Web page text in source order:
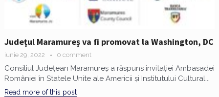
Județul Maramureș va fi promovat la Washington, DC
iunie 29, 2022 0 comment
Consiliul Județean Maramureș a răspuns invitației Ambasadei
României în Statele Unite ale Americii și Institutului Cultural...
Read more of this post